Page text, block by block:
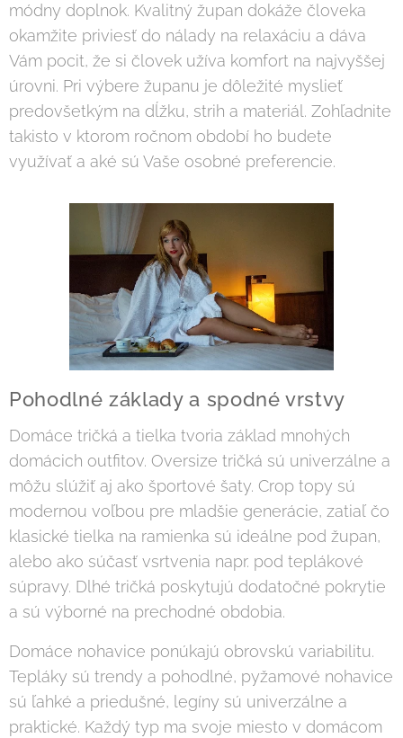
módny doplnok. Kvalitný župan dokáže človeka
okamžite priviesť do nálady na relaxáciu a dáva
Vám pocit, že si človek užíva komfort na najvyššej
úrovni. Pri výbere županu je dôležité myslieť
predovšetkým na dĺžku, strih a materiál. Zohľadnite
takisto v ktorom ročnom období ho budete
využívať a aké sú Vaše osobné preferencie.
Pohodlné základy a spodné vrstvy
Domáce tričká a tielka tvoria základ mnohých
domácich outfitov. Oversize tričká sú univerzálne a
môžu slúžiť aj ako športové šaty. Crop topy sú
modernou voľbou pre mladšie generácie, zatiaľ čo
klasické tielka na ramienka sú ideálne pod župan,
alebo ako súčasť vsrtvenia napr. pod teplákové
súpravy. Dlhé tričká poskytujú dodatočné pokrytie
a sú výborné na prechodné obdobia.
Domáce nohavice ponúkajú obrovskú variabilitu.
Tepláky sú trendy a pohodlné, pyžamové nohavice
sú ľahké a priedušné, legíny sú univerzálne a
praktické. Každý typ ma svoje miesto v domácom